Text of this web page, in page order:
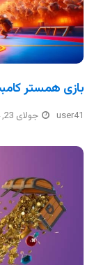
بازی همستر
user41 جولای 23, 2024